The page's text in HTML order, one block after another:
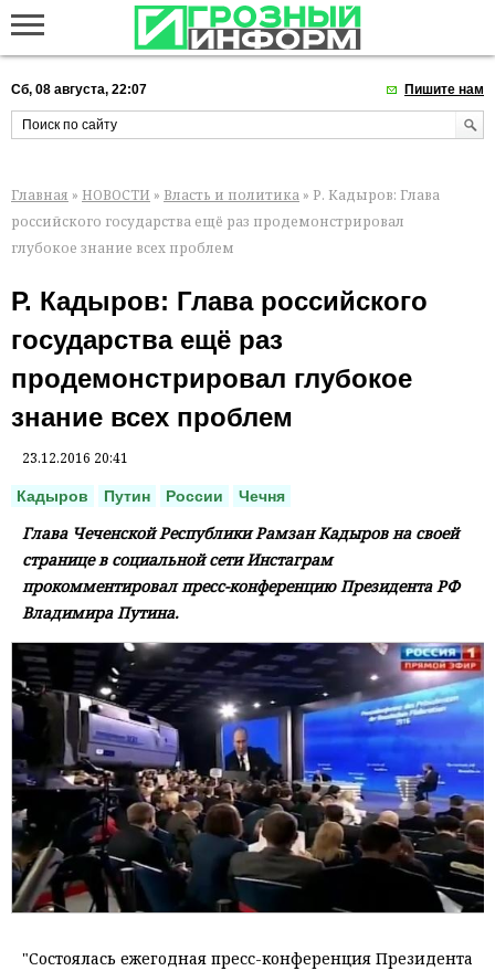
Сб, 08 августа, 22:07 Пишите нам
Главная » НОВОСТИ » Власть и политика » Р. Кадыров: Глава
российского государства ещё раз продемонстрировал
глубокое знание всех проблем
Р. Кадыров: Глава российского
государства ещё раз
продемонстрировал глубокое
знание всех проблем
23.12.2016 20:41
Кадыров Путин России Чечня
Глава Чеченской Республики Рамзан Кадыров на своей
странице в социальной сети Инстаграм
прокомментировал пресс-конференцию Президента РФ
Владимира Путина.
"Состоялась ежегодная пресс-конференция Президента